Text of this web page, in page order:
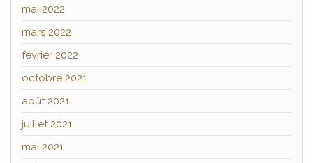
mai 2022
mars 2022
février 2022
octobre 2021
août 2021
juillet 2021
mai 2021